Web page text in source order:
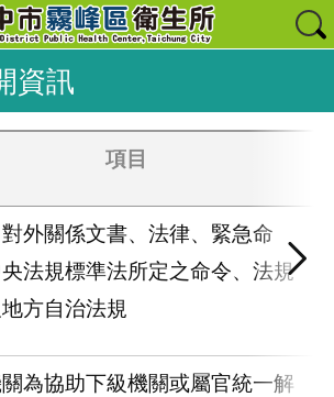
資訊
項目
外關係文書、法律、緊急命
法規標準法所定之命令、法規
方自治法規
為協助下級機關或屬官統一解